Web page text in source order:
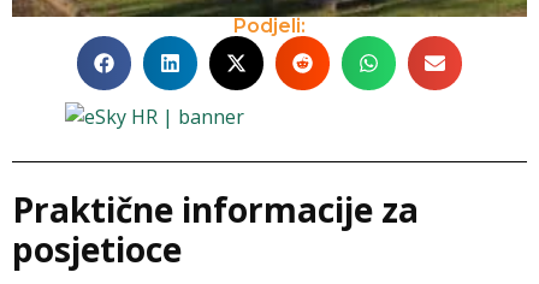
Podjeli:
Praktične informacije za
posjetioce